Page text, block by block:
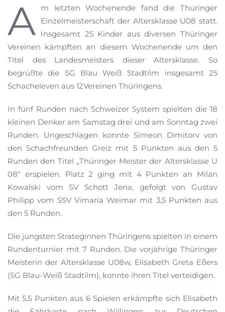
A m letzten Wochenende fand die Thüringer
Einzelmeisterschaft der Altersklasse U08 statt.
Insgesamt 25 Kinder aus diversen Thüringer
Vereinen kämpften an diesem Wochenende um den
Titel des Landesmeisters dieser Altersklasse. So
begrüßte die SG Blau Weiß Stadtilm insgesamt 25
Schacheleven aus 12Vereinen Thüringens.
In fünf Runden nach Schweizer System spielten die 18
kleinen Denker am Samstag drei und am Sonntag zwei
Runden. Ungeschlagen konnte Simeon Dimitorv von
den Schachfreunden Greiz mit 5 Punkten aus den 5
Runden den Titel „Thüringer Meister der Altersklasse U
08“ erspielen. Platz 2 ging mit 4 Punkten an Milan
Kowalski vom SV Schott Jena, gefolgt von Gustav
Philipp vom SSV Vimaria Weimar mit 3,5 Punkten aus
den 5 Runden.
Die jüngsten Strateginnen Thüringens spielten in einem
Rundenturnier mit 7 Runden. Die vorjährige Thüringer
Meisterin der Altersklasse U08w, Elisabeth Greta Eßers
(SG Blau-Weiß Stadtilm), konnte ihren Titel verteidigen.
Mit 5,5 Punkten aus 6 Spielen erkämpfte sich Elisabeth